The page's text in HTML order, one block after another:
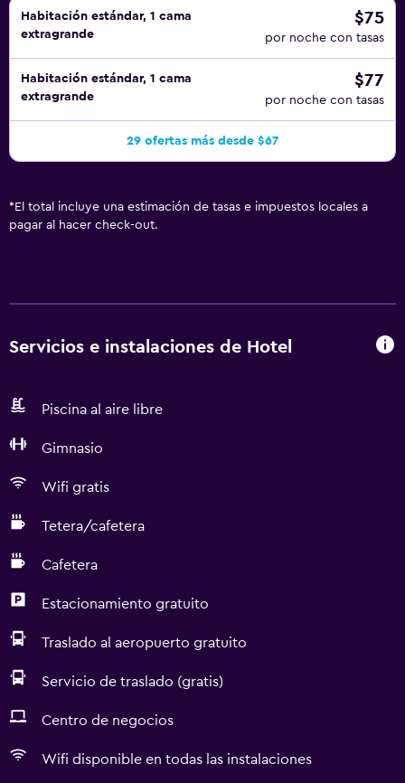
Habitación estándar, 1 cama
extragrande
$75
por noche con tasas
Habitación estándar, 1 cama
extragrande
$77
por noche con tasas
29 ofertas más desde $67
* El total incluye una estimación de tasas e impuestos locales a
pagar al hacer check-out.
Servicios e instalaciones de Hotel
Piscina al aire libre
Gimnasio
Wifi gratis
Tetera/cafetera
Cafetera
Estacionamiento gratuito
Traslado al aeropuerto gratuito
Servicio de traslado (gratis)
Centro de negocios
Wifi disponible en todas las instalaciones